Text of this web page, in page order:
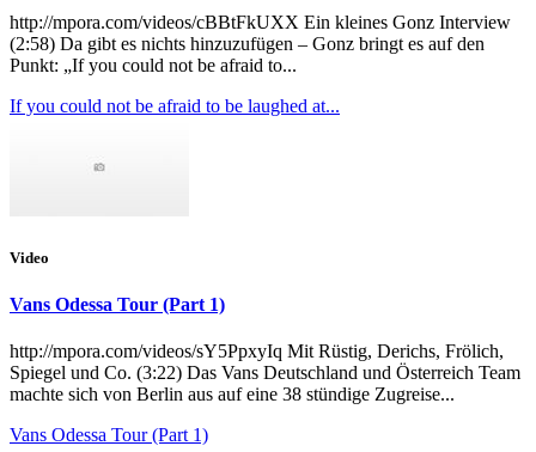
http://mpora.com/videos/cBBtFkUXX Ein kleines Gonz Interview
(2:58) Da gibt es nichts hinzuzufügen – Gonz bringt es auf den
Punkt: „If you could not be afraid to...
If you could not be afraid to be laughed at...
Video
Vans Odessa Tour (Part 1)
http://mpora.com/videos/sY5PpxyIq Mit Rüstig, Derichs, Frölich,
Spiegel und Co. (3:22) Das Vans Deutschland und Österreich Team
machte sich von Berlin aus auf eine 38 stündige Zugreise...
Vans Odessa Tour (Part 1)